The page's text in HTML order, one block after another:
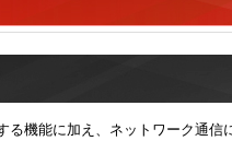
る機能に加え、ネットワーク通信